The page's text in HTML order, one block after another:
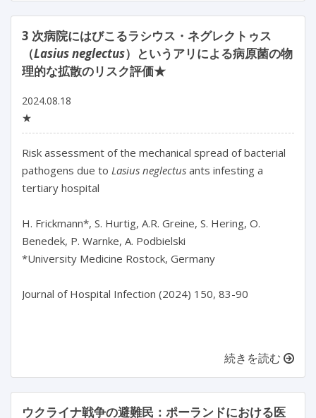
3 次病院にはびこるラシウス・ネグレクトゥス
（Lasius neglectus）というアリによる病原菌の物
理的な拡散のリスク評価★
2024.08.18
★
Risk assessment of the mechanical spread of bacterial
pathogens due to Lasius neglectus ants infesting a
tertiary hospital
H. Frickmann*, S. Hurtig, A.R. Greine, S. Hering, O.
Benedek, P. Warnke, A. Podbielski
*University Medicine Rostock, Germany
Journal of Hospital Infection (2024) 150, 83-90
続きを読む
ウクライナ戦争の避難民：ポーランドにおける医